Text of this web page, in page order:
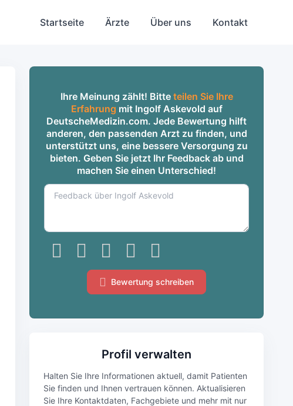
Startseite Ärzte Über uns Kontakt
Ihre Meinung zählt! Bitte teilen Sie Ihre
Erfahrung mit Ingolf Askevold auf
DeutscheMedizin.com. Jede Bewertung hilft
anderen, den passenden Arzt zu finden, und
unterstützt uns, eine bessere Versorgung zu
bieten. Geben Sie jetzt Ihr Feedback ab und
machen Sie einen Unterschied!
Bewertung schreiben
Profil verwalten
Halten Sie Ihre Informationen aktuell, damit Patienten
Sie finden und Ihnen vertrauen können. Aktualisieren
Sie Ihre Kontaktdaten, Fachgebiete und mehr mit nur